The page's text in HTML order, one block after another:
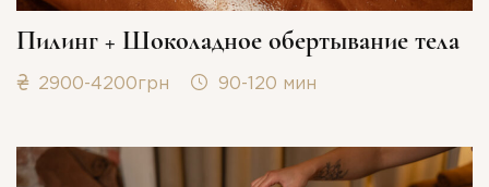
Пилинг + Шоколадное обертывание тела
2900-4200грн 90-120 мин